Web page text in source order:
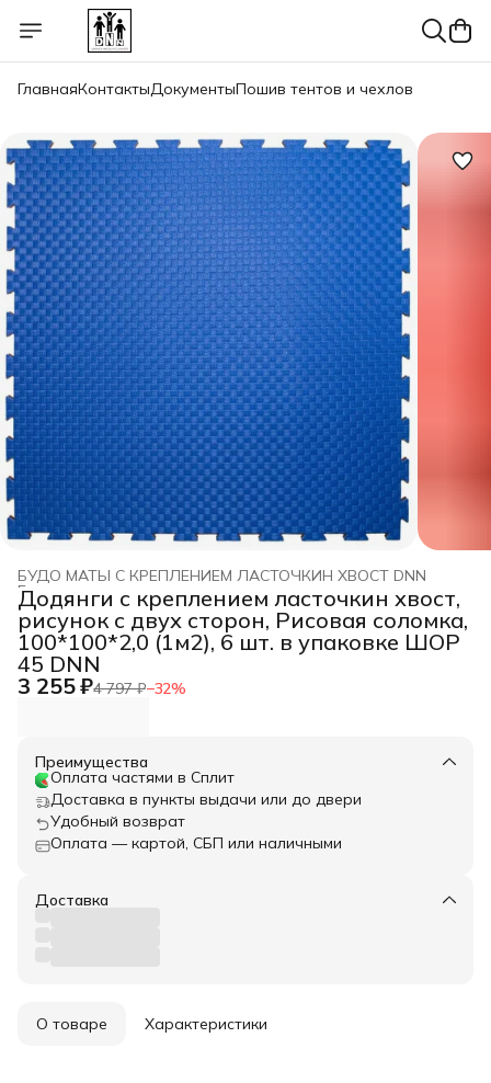
ГлавнаяКонтактыДокументыПошив тентов и чехлов
БУДО МАТЫ С КРЕПЛЕНИЕМ ЛАСТОЧКИН ХВОСТ DNN
Главная ›
Додянги с креплением ласточкин хвост,
рисунок с двух сторон, Рисовая соломка,
100*100*2,0 (1м2), 6 шт. в упаковке ШОР
45 DNN
3 255 ₽4 797 ₽−32%
Преимущества
Оплата частями в Сплит
Доставка в пункты выдачи или до двери
Удобный возврат
Оплата — картой, СБП или наличными
Доставка
О товаре Характеристики